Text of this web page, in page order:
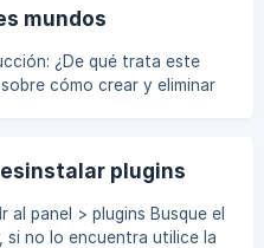
| Cómo instalar los
es/art
mundos
¿De qué trata este
cómo crear y eliminar
archivo jar del plugin aquí
de plugins. [Aquí se explica
es/article/minecraft-como-
plugins
al panel > plugins Busque el
si no lo encuentra utilice la